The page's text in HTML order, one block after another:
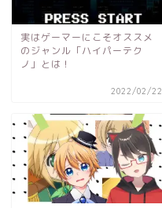
実はゲーマーにこそオススメ
のジャンル「ハイパーテク
ノ」とは！
2022/02/22